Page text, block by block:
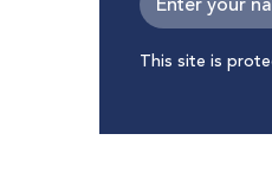
This site is